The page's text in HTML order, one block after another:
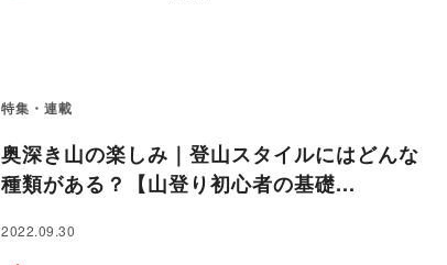
特集・連載
奥深き山の楽しみ｜登山スタイルにはどんな
種類がある？【山登り初心者の基礎...
2022.09.30